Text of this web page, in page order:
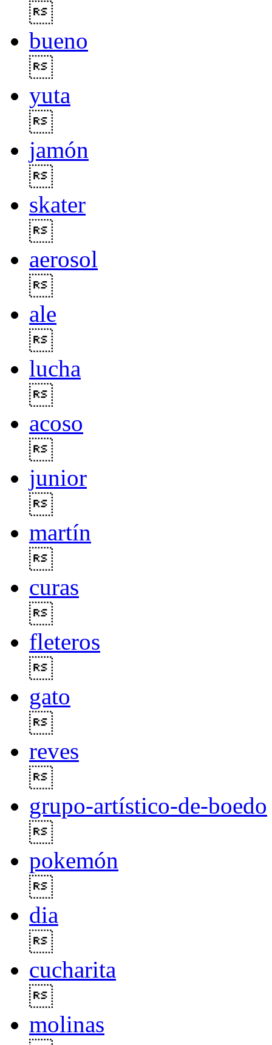
bueno
yuta
jamón
skater
aerosol
ale
lucha
acoso
junior
martín
curas
fleteros
gato
reves
grupo-artístico-de-boedo
pokemón
dia
cucharita
molinas